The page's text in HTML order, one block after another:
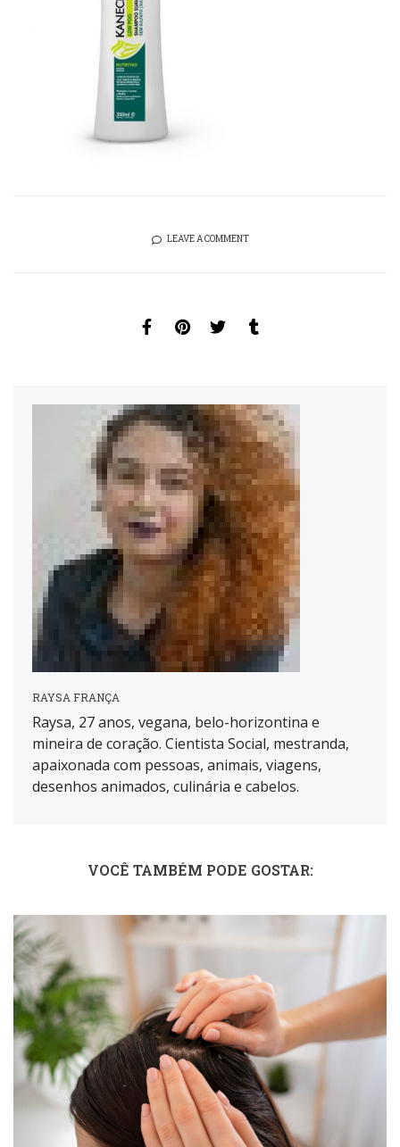
LEAVE A COMMENT
RAYSA FRANÇA
Raysa, 27 anos, vegana, belo-horizontina e
mineira de coração. Cientista Social, mestranda,
apaixonada com pessoas, animais, viagens,
desenhos animados, culinária e cabelos.
VOCÊ TAMBÉM PODE GOSTAR: